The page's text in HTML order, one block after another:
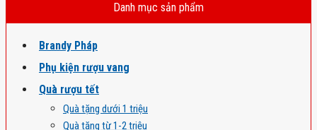
Danh mục sản phẩm
Brandy Pháp
Phụ kiện rượu vang
Quà rượu tết
Quà tặng dưới 1 triệu
Quà tặng từ 1-2 triệu